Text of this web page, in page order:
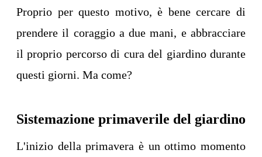
Proprio per questo motivo, è bene cercare di
prendere il coraggio a due mani, e abbracciare
il proprio percorso di cura del giardino durante
questi giorni. Ma come?
Sistemazione primaverile del giardino
L'inizio della primavera è un ottimo momento